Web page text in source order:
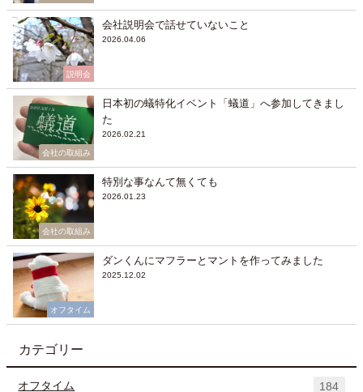
説明会
会社説明会で話せていないこと
2026.04.06
会社の取組み
日本初の蟻特化イベント「蟻道」へ参加してきまし
た
2026.02.21
会社の取組み
特別な事なんて無くても
2026.01.23
オフタイム
ダンくんにマフラーとマントを作ってみました
2025.12.02
カテゴリー
オフタイム 184